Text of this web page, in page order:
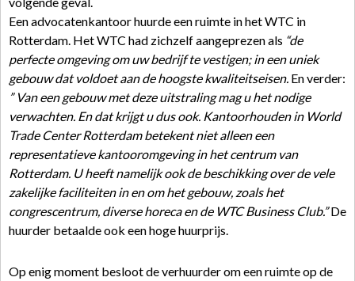
Een advocatenkantoor huurde een ruimte in het WTC in
Rotterdam. Het WTC had zichzelf aangeprezen als “de
perfecte omgeving om uw bedrijf te vestigen; in een uniek
gebouw dat voldoet aan de hoogste kwaliteitseisen. En verder:
” Van een gebouw met deze uitstraling mag u het nodige
verwachten. En dat krijgt u dus ook. Kantoorhouden in World
Trade Center Rotterdam betekent niet alleen een
representatieve kantooromgeving in het centrum van
Rotterdam. U heeft namelijk ook de beschikking over de vele
zakelijke faciliteiten in en om het gebouw, zoals het
congrescentrum, diverse horeca en de WTC Business Club.”De
huurder betaalde ook een hoge huurprijs.
Op enig moment besloot de verhuurder om een ruimte op de